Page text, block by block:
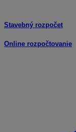
Stavebný rozpočet
Online rozpočtovanie